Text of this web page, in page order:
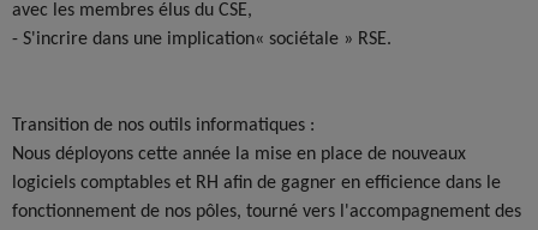
avec les membres élus du CSE,
- S'incrire dans une implication« sociétale » RSE.
Transition de nos outils informatiques :
Nous déployons cette année la mise en place de nouveaux
logiciels comptables et RH afin de gagner en efficience dans le
fonctionnement de nos pôles, tourné vers l'accompagnement des